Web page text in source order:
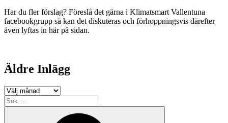
Har du fler förslag? Föreslå det gärna i Klimatsmart Vallentuna
facebookgrupp så kan det diskuteras och förhoppningsvis därefter
även lyftas in här på sidan.
Äldre Inlägg
Äldre
Inlägg
Sök
efter: